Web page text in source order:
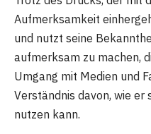
Aufmerksamkeit
und nutzt seine
aufmerksam zu machen,
Umgang mit Medien und
Verständnis davon, wie
nutzen kann.